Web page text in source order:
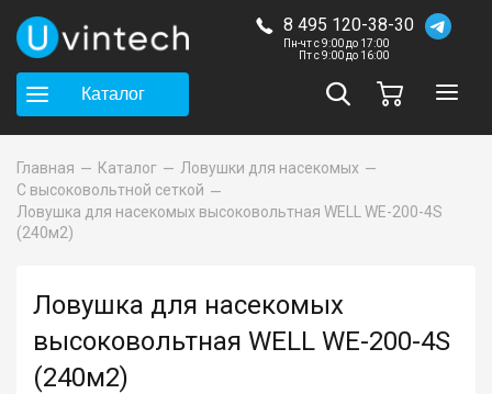
8 495 120-38-30
Пн-чт с 9:00 до 17:00
Пт с 9:00 до 16:00
Каталог
Главная Каталог
Ловушки для насекомых
С высоковольтной сеткой
Ловушка для насекомых высоковольтная WELL WE-200-4S
(240м2)
Ловушка для насекомых
высоковольтная WELL WE-200-4S
(240м2)